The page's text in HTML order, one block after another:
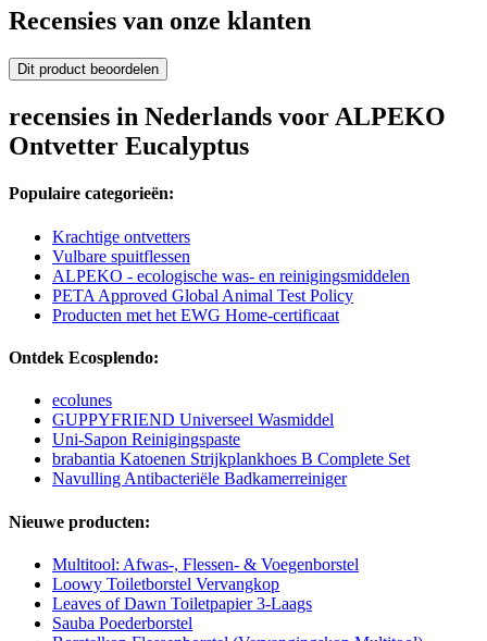
Recensies van onze klanten
Dit product beoordelen
recensies in Nederlands voor ALPEKO
Ontvetter Eucalyptus
Populaire categorieën:
Krachtige ontvetters
Vulbare spuitflessen
ALPEKO - ecologische was- en reinigingsmiddelen
PETA Approved Global Animal Test Policy
Producten met het EWG Home-certificaat
Ontdek Ecosplendo:
ecolunes
GUPPYFRIEND Universeel Wasmiddel
Uni-Sapon Reinigingspaste
brabantia Katoenen Strijkplankhoes B Complete Set
Navulling Antibacteriële Badkamerreiniger
Nieuwe producten:
Multitool: Afwas-, Flessen- & Voegenborstel
Loowy Toiletborstel Vervangkop
Leaves of Dawn Toiletpapier 3-Laags
Sauba Poederborstel